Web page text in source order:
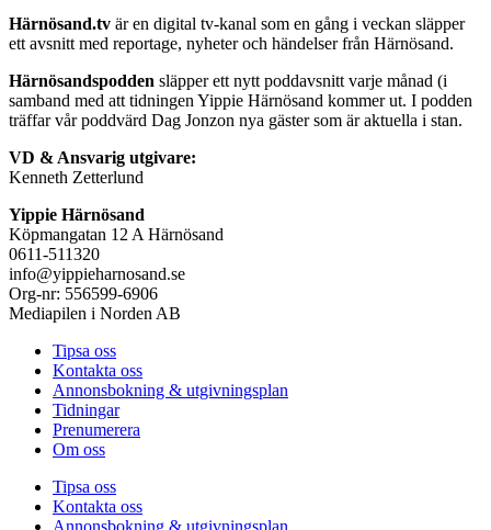
Härnösand.tv är en digital tv-kanal som en gång i veckan släpper
ett avsnitt med reportage, nyheter och händelser från Härnösand.
Härnösandspodden släpper ett nytt poddavsnitt varje månad (i
samband med att tidningen Yippie Härnösand kommer ut. I podden
träffar vår poddvärd Dag Jonzon nya gäster som är aktuella i stan.
VD & Ansvarig utgivare:
Kenneth Zetterlund
Yippie Härnösand
Köpmangatan 12 A Härnösand
0611-511320
info@yippieharnosand.se
Org-nr: 556599-6906
Mediapilen i Norden AB
Tipsa oss
Kontakta oss
Annonsbokning & utgivningsplan
Tidningar
Prenumerera
Om oss
Tipsa oss
Kontakta oss